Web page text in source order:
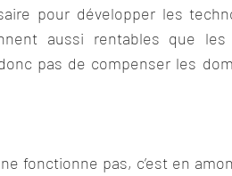
pour développer les
aussi rentables que
pas de compenser les
fonctionne pas, c’est en